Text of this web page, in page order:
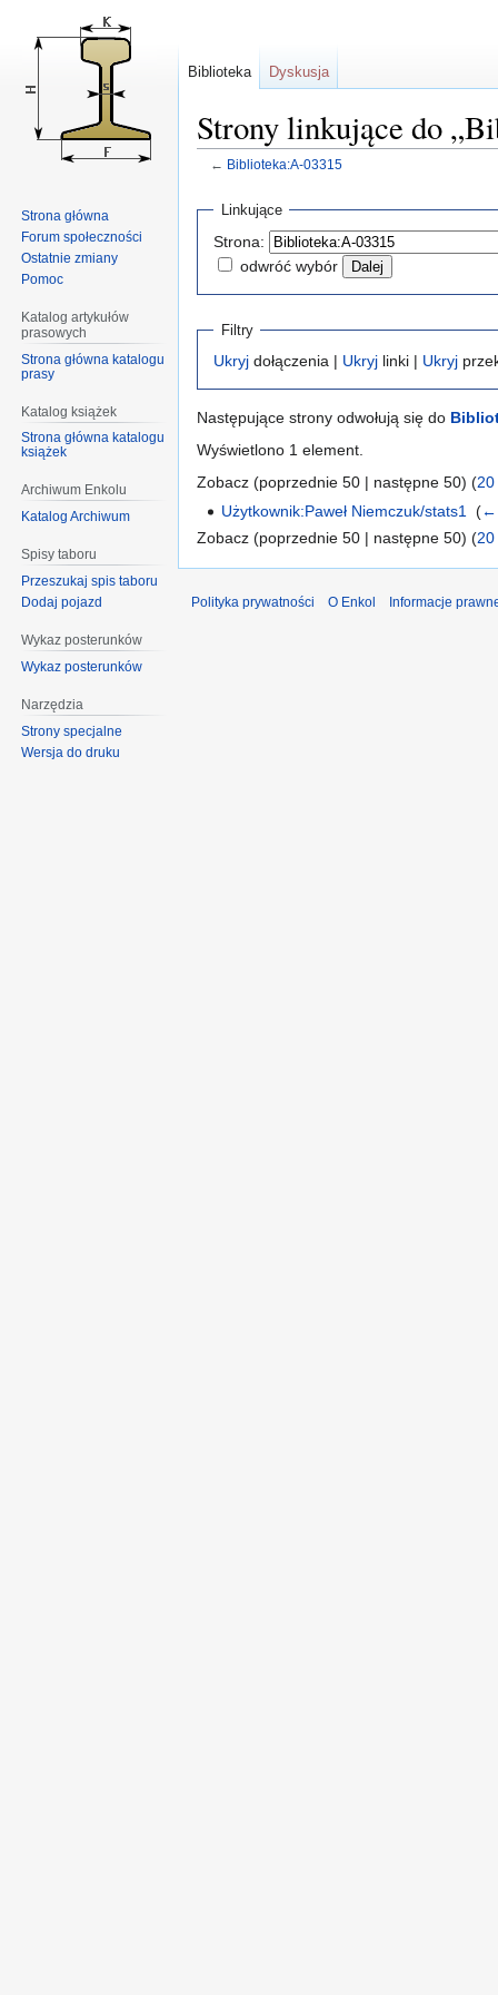
Strony linkujące do
← Biblioteka:A-03315
Przejdź
nawigacji
Przejdź
wyszukiwania
Linkujące
Strona:
odwróć wybór
Filtry
Ukryj dołączenia | Ukryj linki | Ukryj
Następujące strony odwołują się do
Wyświetlono 1 element.
Zobacz (poprzednie 50 | następne 50) (20
Użytkownik:Paweł Niemczuk/stats1 ‎(←
Zobacz (poprzednie 50 | następne 50) (20
Biblioteka Dyskusja
Strona główna
Forum społeczności
Ostatnie zmiany
Pomoc
Katalog artykułów
prasowych
Strona główna katalogu
prasy
Katalog książek
Strona główna katalogu
książek
Archiwum Enkolu
Katalog Archiwum
Spisy taboru
Przeszukaj spis taboru
Dodaj pojazd
Wykaz posterunków
Wykaz posterunków
Narzędzia
Strony specjalne
Wersja do druku
Polityka prywatności O Enkol Informacje